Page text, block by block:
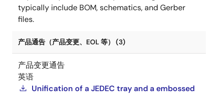
typically include BOM, schematics, and Gerber
files.
产品通告（产品变更、EOL 等） (3)
产品变更通告
英语
Unification of a JEDEC tray and a embossed